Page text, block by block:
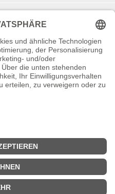
Kundenbewertungen